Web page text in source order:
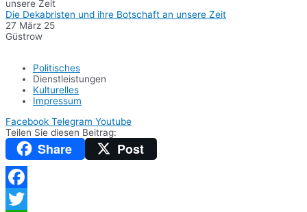
Die Dekabristen und ihre Botschaft an unsere Zeit
27 März 25
Güstrow
Politisches
Dienstleistungen
Kulturelles
Impressum
Facebook Telegram Youtube
Teilen Sie diesen Beitrag:
Share Post
Facebook